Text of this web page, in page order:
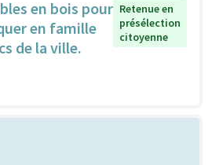
en bois pour
en famille
de la ville.
Retenue en
présélection
citoyenne